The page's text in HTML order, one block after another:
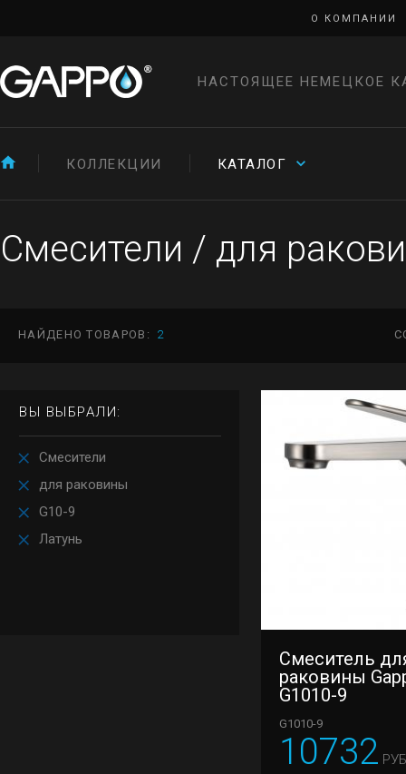
О КОМПАНИИ
НАСТОЯЩЕЕ НЕМЕЦКОЕ
КОЛЛЕКЦИИ КАТАЛОГ
Смесители / для
НАЙДЕНО ТОВАРОВ: 2
ВЫ ВЫБРАЛИ:
Смесители
для раковины
G10-9
Латунь
Смеситель
раковины
G1010-9
G1010-9
10732